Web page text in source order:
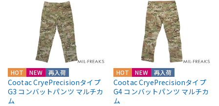
HOT NEW 再入荷
Cootac CryePrecisionタイプ
G3 コンバットパンツ マルチカ
ム
HOT NEW 再入荷
Cootac CryePrecisionタイプ
G4 コンバットパンツ マルチカ
ム